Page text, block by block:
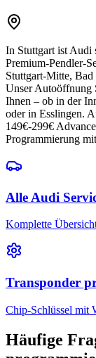
In Stuttgart ist Audi
Premium-Pendler-
Stuttgart-Mitte,
Unser Autoöffnung
Ihnen – ob in der
oder in Esslingen.
149€-299€
Programmierung
Alle Audi
Komplette
Transponder
Chip-Schlüssel mit
Häufige